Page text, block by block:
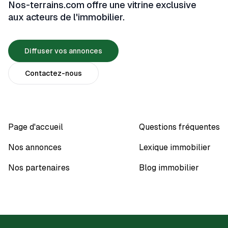
Nos-terrains.com offre une vitrine exclusive
aux acteurs de l'immobilier.
Diffuser vos annonces
Contactez-nous
Page d'accueil
Nos annonces
Nos partenaires
Questions fréquentes
Lexique immobilier
Blog immobilier